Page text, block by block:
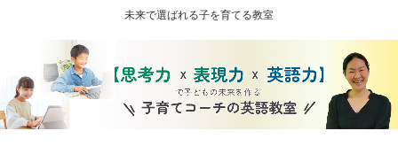
未来で選ばれる子を育てる教室